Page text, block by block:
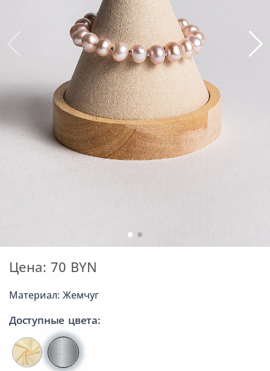
Цена: 70 BYN
Материал: Жемчуг
Доступные цвета: